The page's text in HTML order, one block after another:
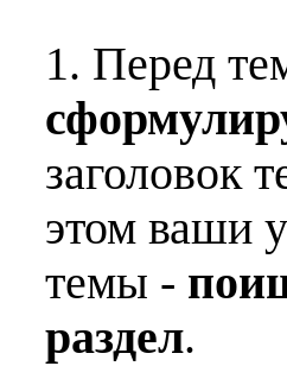
1. Перед
заголовок
этом ваши
темы -
раздел.